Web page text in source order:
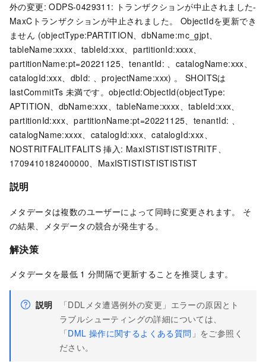
外の変更: ODPS-0429311: トランザクションが中止されました-
MaxCトランザクションが中止されました。 ObjectIdを更新でき
ません (objectType:PARTITION、dbName:mc_gjpt、
tableName:xxxx、tableId:xxx、partitionId:xxxx、
partitionName:pt=20221125、tenantId: 、catalogName:xxx、
catalogId:xxx、dbId: 、projectName:xxx) 。 SHOITSは
lastCommitTs 未満です。objectId:ObjectId(objectType:
APTITION、dbName:xxx、tableName:xxxx、tableId:xxx、
partitionId:xxx、partitionName:pt=20221125、tenantId: 、
catalogName:xxxx、catalogId:xxx、catalogId:xxx、
NOSTRITFALITFALITS 挿入: MaxISTISTISTISTRITF、
1709410182400000、MaxISTISTISTISTISTIST
説明
メタデータは複数のユーザーによって同時に変更されます。 そ
の結果、メタデータの競合が発生する。
解決策
メタデータを最低 1 分間隔で更新することを推奨します。
説明 「DDLメタ遭遇例外の変更 」エラーの原因とト
ラブルシューティングの詳細については、
「DML 操作に関するよくある質問 」をご参照く
ださい。